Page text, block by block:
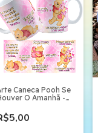
Caneca Pooh Se
O Amanhã -